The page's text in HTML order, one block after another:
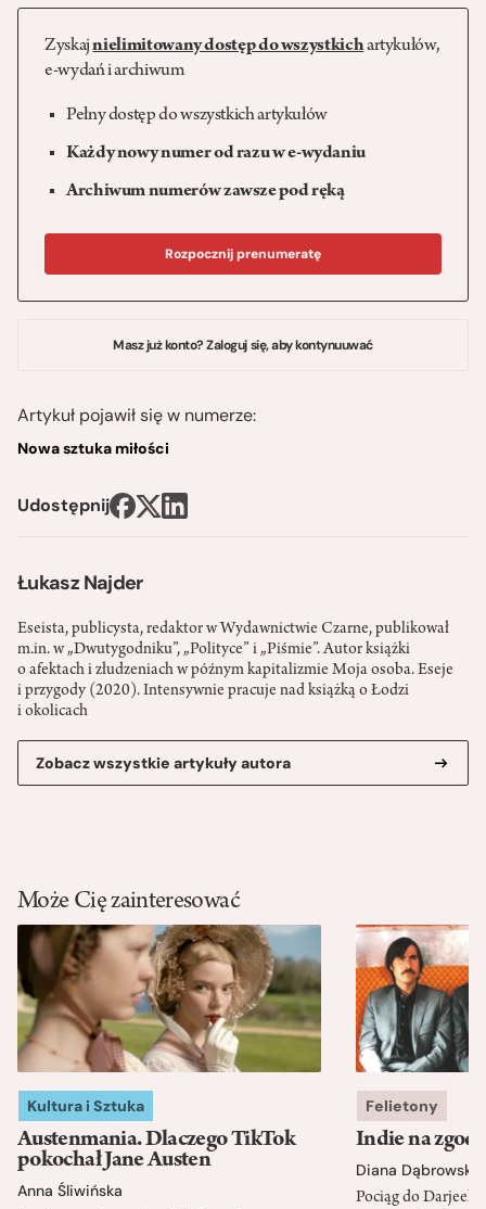
Łukasz Najder
Eseista, publicysta, redaktor w Wydawnictwie Czarne, publikował
m.in. w „Dwutygodniku”, „Polityce” i „Piśmie”. Autor książki
o afektach i złudzeniach w późnym kapitalizmie Moja osoba. Eseje
i przygody (2020). Intensywnie pracuje nad książką o Łodzi
i okolicach
Zobacz wszystkie artykuły autora
Zyskajnielimitowany dostęp do wszystkichartykułów,
e-wydań i archiwum
Pełny dostęp do wszystkich artykułów
Każdy nowy numer od razu w e-wydaniu
Archiwum numerów zawsze pod ręką
Rozpocznij prenumeratę
Masz już konto? Zaloguj się, aby kontynuuwać
Artykuł pojawił się w numerze:
Nowa sztuka miłości
Udostępnij
Może Cię zainteresować
Kultura i Sztuka
Austenmania. Dlaczego TikTok
pokochał Jane Austen
Anna Śliwińska
Felietony
Indie na
Diana Dąbrowska
Pociąg do